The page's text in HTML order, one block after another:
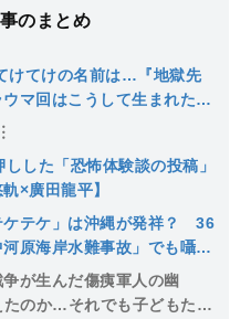
のまとめ
けてけの名前は…『地獄先
マ回はこうして生まれた！
野剛】
した「恐怖体験談の投稿」
×廣田龍平】
ケテケ」は沖縄が発祥？ 36
原海岸水難事故」でも囁か
が生んだ傷痍軍人の幽
たのか…それでも子どもたち